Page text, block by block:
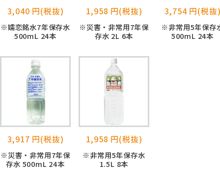
3,040 円(税抜)
※嬬恋銘水7年保存水
500mL 24本
1,958 円(税抜)
※災害・非常用7年保
存水 2L 6本
3,754 円(税抜
※非常用5年保存
500mL 24本
3,917 円(税抜)
※災害・非常用7年保
存水 500mL 24本
1,958 円(税抜)
※非常用5年保存水
1.5L 8本